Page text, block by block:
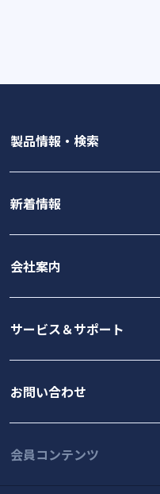
製品情報・検索
新着情報
会社案内
サービス＆サポート
お問い合わせ
会員コンテンツ